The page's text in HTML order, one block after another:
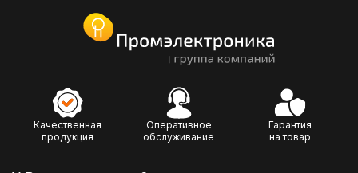
Качественная
продукция
Оперативное
обслуживание
Гарантия
на товар